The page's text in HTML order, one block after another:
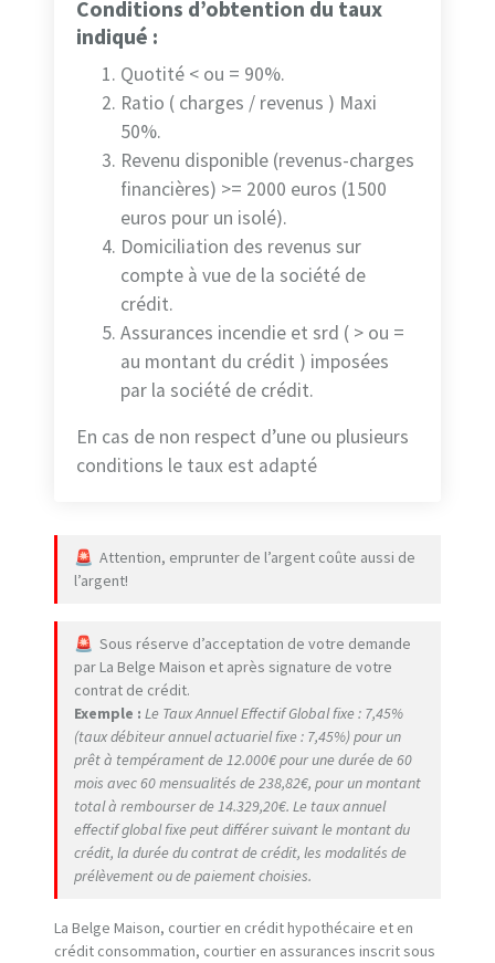
Conditions d’obtention du taux
indiqué :
Quotité < ou = 90%.
Ratio ( charges / revenus ) Maxi
50%.
Revenu disponible (revenus-charges
financières) >= 2000 euros (1500
euros pour un isolé).
Domiciliation des revenus sur
compte à vue de la société de
crédit.
Assurances incendie et srd ( > ou =
au montant du crédit ) imposées
par la société de crédit.
En cas de non respect d’une ou plusieurs
conditions le taux est adapté
Attention, emprunter de l’argent coûte aussi de
l’argent!
Sous réserve d’acceptation de votre demande
par La Belge Maison et après signature de votre
contrat de crédit.
Exemple : Le Taux Annuel Effectif Global fixe : 7,45%
(taux débiteur annuel actuariel fixe : 7,45%) pour un
prêt à tempérament de 12.000€ pour une durée de 60
mois avec 60 mensualités de 238,82€, pour un montant
total à rembourser de 14.329,20€. Le taux annuel
effectif global fixe peut différer suivant le montant du
crédit, la durée du contrat de crédit, les modalités de
prélèvement ou de paiement choisies.
La Belge Maison, courtier en crédit hypothécaire et en
crédit consommation, courtier en assurances inscrit sous